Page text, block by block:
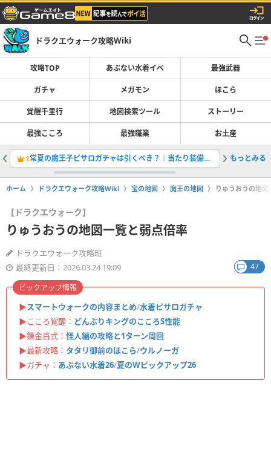
ドラクエウォーク攻略Wiki
攻略TOP あぶない水着イベ 最強武器
ガチャ メガモン ほこら
覚醒千里行 地図検索ツール ストーリー
最強こころ 最強職業 お土産
1 常夏の魔王子ピサロガチャは引くべき？｜当たり装備と評価 2ガチャ(
もっとみる
ホーム ドラクエウォーク攻略Wiki 宝の地図 魔王の地図 りゅうおうの地
【ドラクエウォーク】
りゅうおうの地図一覧と弱点倍率
ドラクエウォーク攻略班
最終更新日：2026.03.24 19:09
47
▶︎スマートウォークの内容まとめ/水着ピサロガチャ
▶︎こころ覚醒： どんぶりキングのこころS性能
▶︎錬金百式： 怪人編の攻略と1ターン周回
▶︎最新攻略： タタリ御前のほこら/ウルノーガ
▶︎ガチャ： あぶない水着26/夏のWピックアップ26
ピックアップ情報